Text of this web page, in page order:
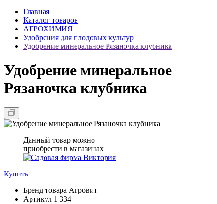
Главная
Каталог товаров
АГРОХИМИЯ
Удобрения для плодовых культур
Удобрение минеральное Рязаночка клубника
Удобрение минеральное
Рязаночка клубника
Данный товар можно
приобрести в магазинах
Купить
Бренд товара Агровит
Артикул 1 334